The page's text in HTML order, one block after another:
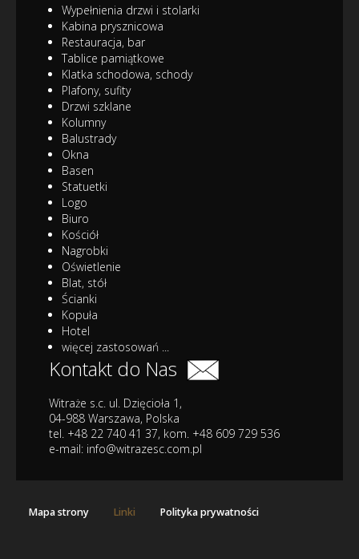
Wypełnienia drzwi i stolarki
Kabina prysznicowa
Restauracja, bar
Tablice pamiątkowe
Klatka schodowa, schody
Plafony, sufity
Drzwi szklane
Kolumny
Balustrady
Okna
Basen
Statuetki
Logo
Biuro
Kościół
Nagrobki
Oświetlenie
Blat, stół
Ścianki
Kopuła
Hotel
więcej zastosowań ...
Kontakt do Nas
Witraże s.c. ul. Dzięcioła 1,
04-988 Warszawa, Polska
tel. +48 22 740 41 37, kom. +48 609 729 536
e-mail: info@witrazesc.com.pl
Mapa strony Linki Polityka prywatności